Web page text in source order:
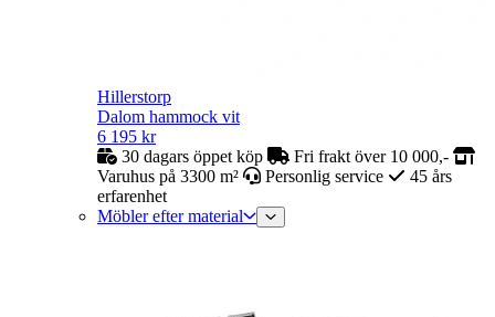
Hillerstorp
Dalom hammock vit
6 195 kr
30 dagars öppet köp
Fri frakt över 10 000,-
Varuhus på 3300 m²
Personlig service
45 års
erfarenhet
Möbler efter material